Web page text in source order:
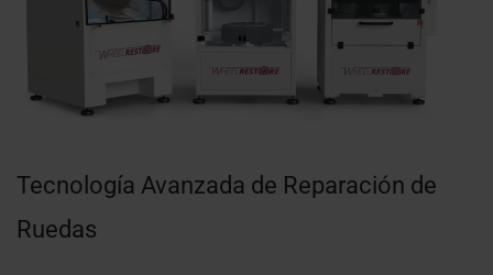
Tecnología Avanzada de Reparación de
Ruedas